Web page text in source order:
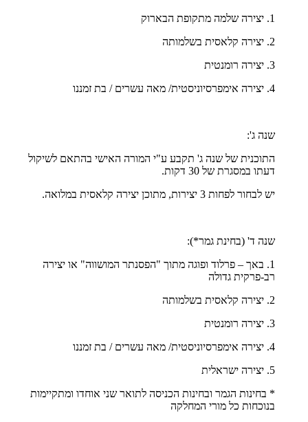
1. יצירה שלמה מתקופת הבארוק
2. יצירה קלאסית בשלמותה
3. יצירה רומנטית
4. יצירה אימפרסיוניסטית/ מאה עשרים / בת זמננו
שנה ג':
התוכנית של שנה ג' תקבע ע"י המורה האישי בהתאם לשיקול
דעתו במסגרת של 30 דקות.
יש לבחור לפחות 3 יצירות, מתוכן יצירה קלאסית במלואה.
שנה ד' (בחינת גמר*):
1. באך – פרלוד ופוגה מתוך "הפסנתר המושווה" או יצירה
רב-פרקית גדולה
2. יצירה קלאסית בשלמותה
3. יצירה רומנטית
4. יצירה אימפרסיוניסטית/ מאה עשרים / בת זמננו
5. יצירה ישראלית
* בחינות הגמר ובחינות הכניסה לתואר שני אוחדו ומתקיימות
בנוכחות כל מורי המחלקה